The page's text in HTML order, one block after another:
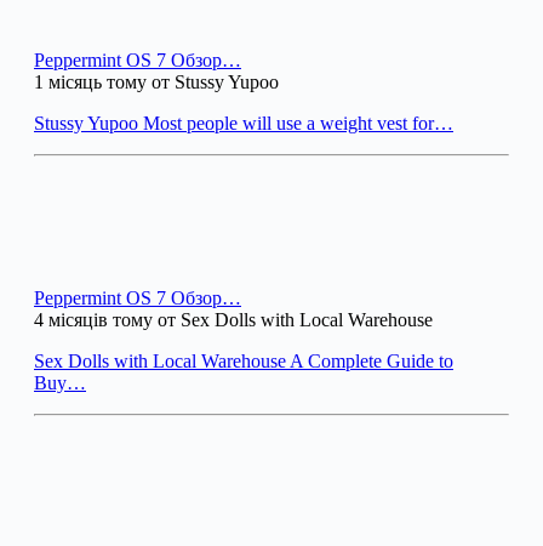
Peppermint OS 7 Обзор…
1 місяць тому от Stussy Yupoo
Stussy Yupoo Most people will use a weight vest for…
Peppermint OS 7 Обзор…
4 місяців тому от Sex Dolls with Local Warehouse
Sex Dolls with Local Warehouse A Complete Guide to
Buy…